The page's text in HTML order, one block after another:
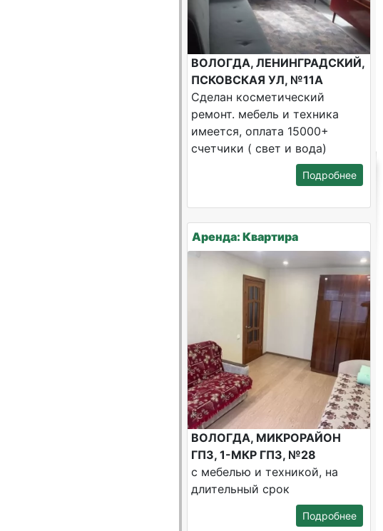
ВОЛОГДА, ЛЕНИНГРАДСКИЙ,
ПСКОВСКАЯ УЛ, №11А
Сделан косметический
ремонт. мебель и техника
имеется, оплата 15000+
счетчики ( свет и вода)
Подробнее
Аренда: Квартира
ВОЛОГДА, МИКРОРАЙОН
ГПЗ, 1-МКР ГПЗ, №28
с мебелью и техникой, на
длительный срок
Подробнее